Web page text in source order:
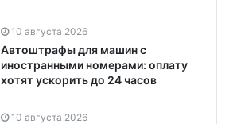
10 августа 2026
Автоштрафы для машин с
иностранными номерами: оплату
хотят ускорить до 24 часов
10 августа 2026